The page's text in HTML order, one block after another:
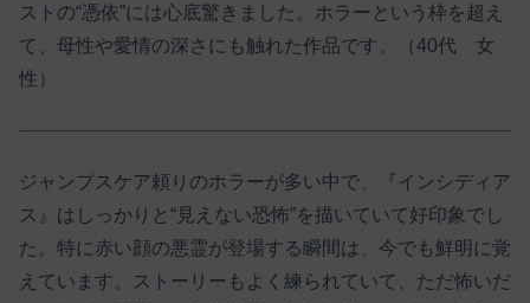
ストの“憑依”には心底驚きました。ホラーという枠を超え
て、母性や愛情の深さにも触れた作品です。（40代 女
性）
ジャンプスケア頼りのホラーが多い中で、『インシディア
ス』はしっかりと“見えない恐怖”を描いていて好印象でし
た。特に赤い顔の悪霊が登場する瞬間は、今でも鮮明に覚
えています。ストーリーもよく練られていて、ただ怖いだ